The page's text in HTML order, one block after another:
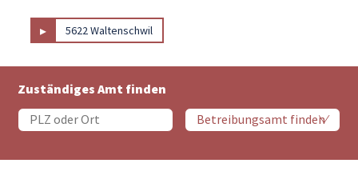
▸ 5622 Waltenschwil
Zuständiges Amt finden